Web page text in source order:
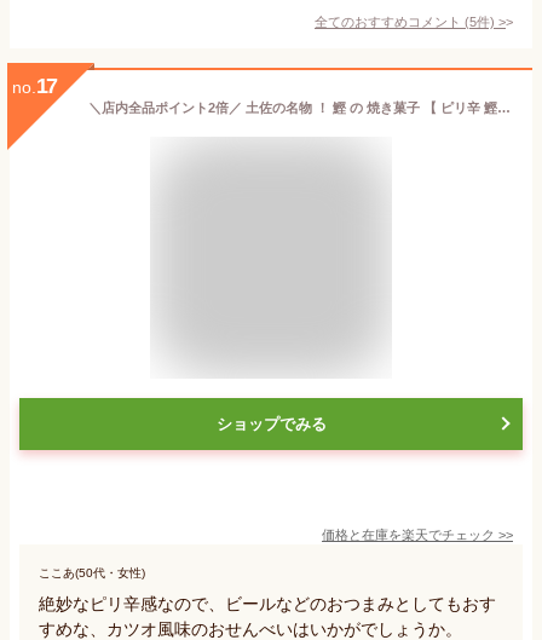
全てのおすすめコメント (5件) >
no. 17
＼店内全品ポイント2倍／ 土佐の名物 ！ 鰹 の 焼き菓子 【 ピリ辛 鰹せんべい 2枚入 × 12袋 】 高知 土産 お煎餅 かつお 鰹 カツオ お取り寄せ グルメ 個包装 お土産 お菓子プチギフト 大容量 実用的 人気 母の日
ショップでみる
価格と在庫を楽天でチェック >>
ここあ(50代・女性)
絶妙なピリ辛感なので、ビールなどのおつまみとしてもおす
すめな、カツオ風味のおせんべいはいかがでしょうか。